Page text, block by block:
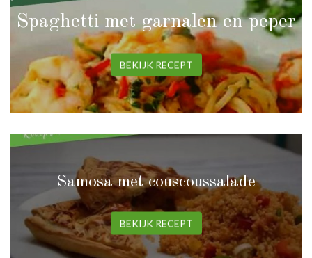
Spaghetti met garnalen en peper
BEKIJK RECEPT
Samosa met couscoussalade
BEKIJK RECEPT